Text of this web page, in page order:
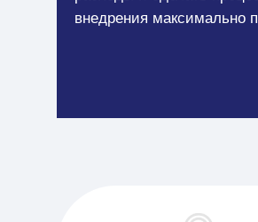
внедрения максимально